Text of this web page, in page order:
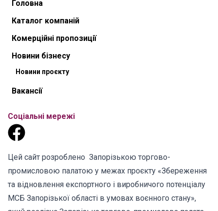
Головна
Каталог компаній
Комерційні пропозиції
Новини бізнесу
Новини проєкту
Вакансії
Соціальні мережі
Цей сайт розроблено Запорізькою торгово-
промисловою палатою у межах проєкту «Збереження
та відновлення експортного і виробничого потенціалу
МСБ Запорізької області в умовах воєнного стану»,